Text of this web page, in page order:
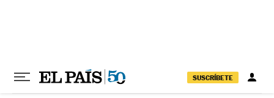
SUSCRÍBETE